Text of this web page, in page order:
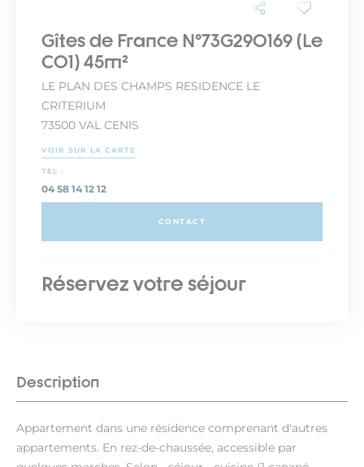
Description
Appartement dans une résidence comprenant d'autres
appartements. En rez-de-chaussée, accessible par
Gîtes de France N°73G290169 (Le
C01) 45m²
LE PLAN DES CHAMPS RESIDENCE LE
CRITERIUM
73500 VAL CENIS
VOIR SUR LA CARTE
TEL :
04 58 14 12 12
CONTACT
Réservez votre séjour